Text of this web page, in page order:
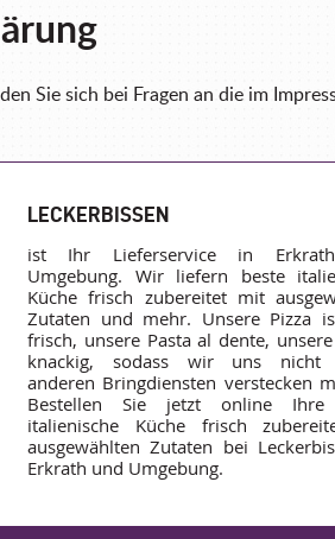
Sie sich bei Fragen an die im
LECKERBISSEN
ist Ihr Lieferservice in
Umgebung. Wir liefern beste
Küche frisch zubereitet mit
Zutaten und mehr. Unsere Pizza
frisch, unsere Pasta al dente,
knackig, sodass wir uns nicht
anderen Bringdiensten verstecken
Bestellen Sie jetzt online Ihre
italienische Küche frisch
ausgewählten Zutaten bei
Erkrath und Umgebung.